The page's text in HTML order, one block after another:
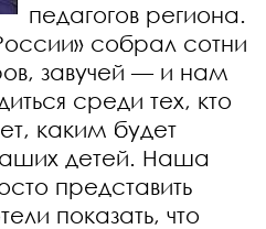
педагогов региона.
собрал сотни
завучей — и нам
среди тех, кто
каким будет
детей. Наша
представить
показать, что